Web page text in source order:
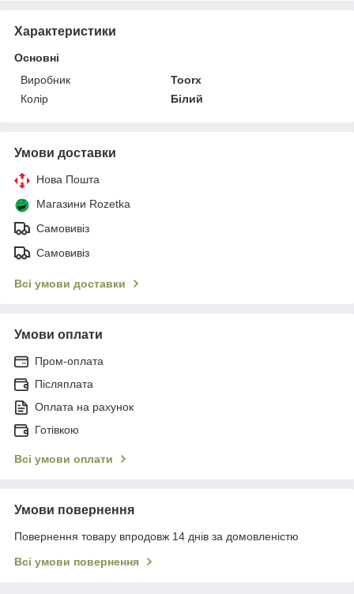
Характеристики
Основні
Виробник
Toorx
Колір
Білий
Умови доставки
Нова Пошта
Магазини Rozetka
Самовивіз
Самовивіз
Всі умови доставки
Умови оплати
Пром-оплата
Післяплата
Оплата на рахунок
Готівкою
Всі умови оплати
Умови повернення
Повернення товару впродовж 14 днів за домовленістю
Всі умови повернення